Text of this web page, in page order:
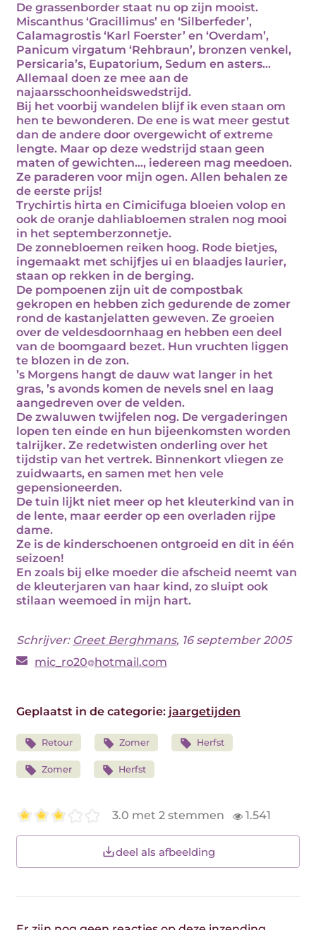
De grassenborder staat nu op zijn mooist.
Miscanthus ‘Gracillimus’ en ‘Silberfeder’,
Calamagrostis ‘Karl Foerster’ en ‘Overdam’,
Panicum virgatum ‘Rehbraun’, bronzen venkel,
Persicaria’s, Eupatorium, Sedum en asters…
Allemaal doen ze mee aan de
najaarsschoonheidswedstrijd.
Bij het voorbij wandelen blijf ik even staan om
hen te bewonderen. De ene is wat meer gestut
dan de andere door overgewicht of extreme
lengte. Maar op deze wedstrijd staan geen
maten of gewichten…, iedereen mag meedoen.
Ze paraderen voor mijn ogen. Allen behalen ze
de eerste prijs!
Trychirtis hirta en Cimicifuga bloeien volop en
ook de oranje dahliabloemen stralen nog mooi
in het septemberzonnetje.
De zonnebloemen reiken hoog. Rode bietjes,
ingemaakt met schijfjes ui en blaadjes laurier,
staan op rekken in de berging.
De pompoenen zijn uit de compostbak
gekropen en hebben zich gedurende de zomer
rond de kastanjelatten geweven. Ze groeien
over de veldesdoornhaag en hebben een deel
van de boomgaard bezet. Hun vruchten liggen
te blozen in de zon.
’s Morgens hangt de dauw wat langer in het
gras, ’s avonds komen de nevels snel en laag
aangedreven over de velden.
De zwaluwen twijfelen nog. De vergaderingen
lopen ten einde en hun bijeenkomsten worden
talrijker. Ze redetwisten onderling over het
tijdstip van het vertrek. Binnenkort vliegen ze
zuidwaarts, en samen met hen vele
gepensioneerden.
De tuin lijkt niet meer op het kleuterkind van in
de lente, maar eerder op een overladen rijpe
dame.
Ze is de kinderschoenen ontgroeid en dit in één
seizoen!
En zoals bij elke moeder die afscheid neemt van
de kleuterjaren van haar kind, zo sluipt ook
stilaan weemoed in mijn hart.
Schrijver: Greet Berghmans, 16 september 2005
mic_ro20 hotmail.com
Geplaatst in de categorie: jaargetijden
Retour Zomer Herfst
Zomer Herfst
3.0 met 2 stemmen 1.541
deel als afbeelding